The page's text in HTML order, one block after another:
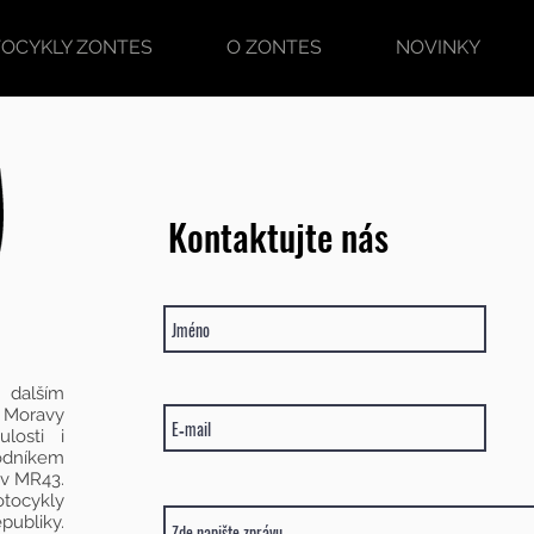
ZONTES O ZONTES NOVINKY
i
MR43.
Kontaktujte nás